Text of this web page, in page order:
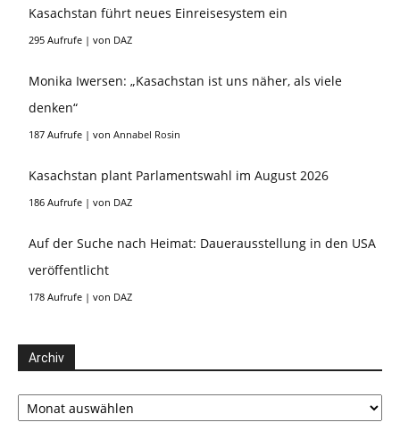
Kasachstan führt neues Einreisesystem ein
295 Aufrufe | von DAZ
Monika Iwersen: „Kasachstan ist uns näher, als viele
denken“
187 Aufrufe | von Annabel Rosin
Kasachstan plant Parlamentswahl im August 2026
186 Aufrufe | von DAZ
Auf der Suche nach Heimat: Dauerausstellung in den USA
veröffentlicht
178 Aufrufe | von DAZ
Archiv
Archiv